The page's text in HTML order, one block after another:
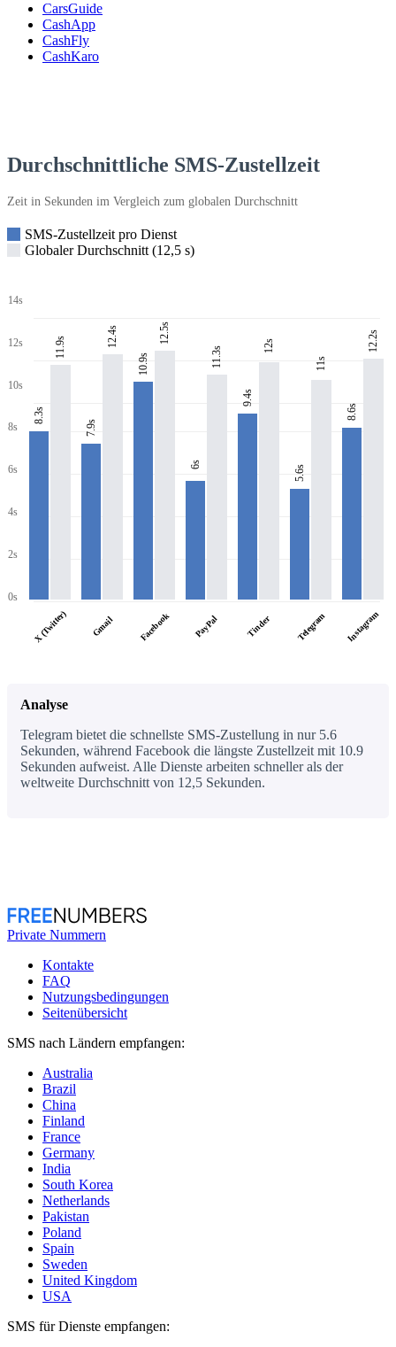
CarsGuide
CashApp
CashFly
CashKaro
Durchschnittliche SMS-Zustellzeit
Zeit in Sekunden im Vergleich zum globalen Durchschnitt
SMS-Zustellzeit pro Dienst
Globaler Durchschnitt (12,5 s)
14s
12s
10s
8s
6s
4s
2s
0s
8.3s
11.9s
X (Twitter)
7.9s
12.4s
Gmail
10.9s
12.5s
Facebook
6s
11.3s
PayPal
9.4s
12s
Tinder
5.6s
11s
Telegram
8.6s
12.2s
Instagram
Analyse
Telegram bietet die schnellste SMS-Zustellung in nur 5.6
Sekunden, während Facebook die längste Zustellzeit mit 10.9
Sekunden aufweist. Alle Dienste arbeiten schneller als der
weltweite Durchschnitt von 12,5 Sekunden.
Private Nummern
Kontakte
FAQ
Nutzungsbedingungen
Seitenübersicht
SMS nach Ländern empfangen:
Australia
Brazil
China
Finland
France
Germany
India
South Korea
Netherlands
Pakistan
Poland
Spain
Sweden
United Kingdom
USA
SMS für Dienste empfangen: